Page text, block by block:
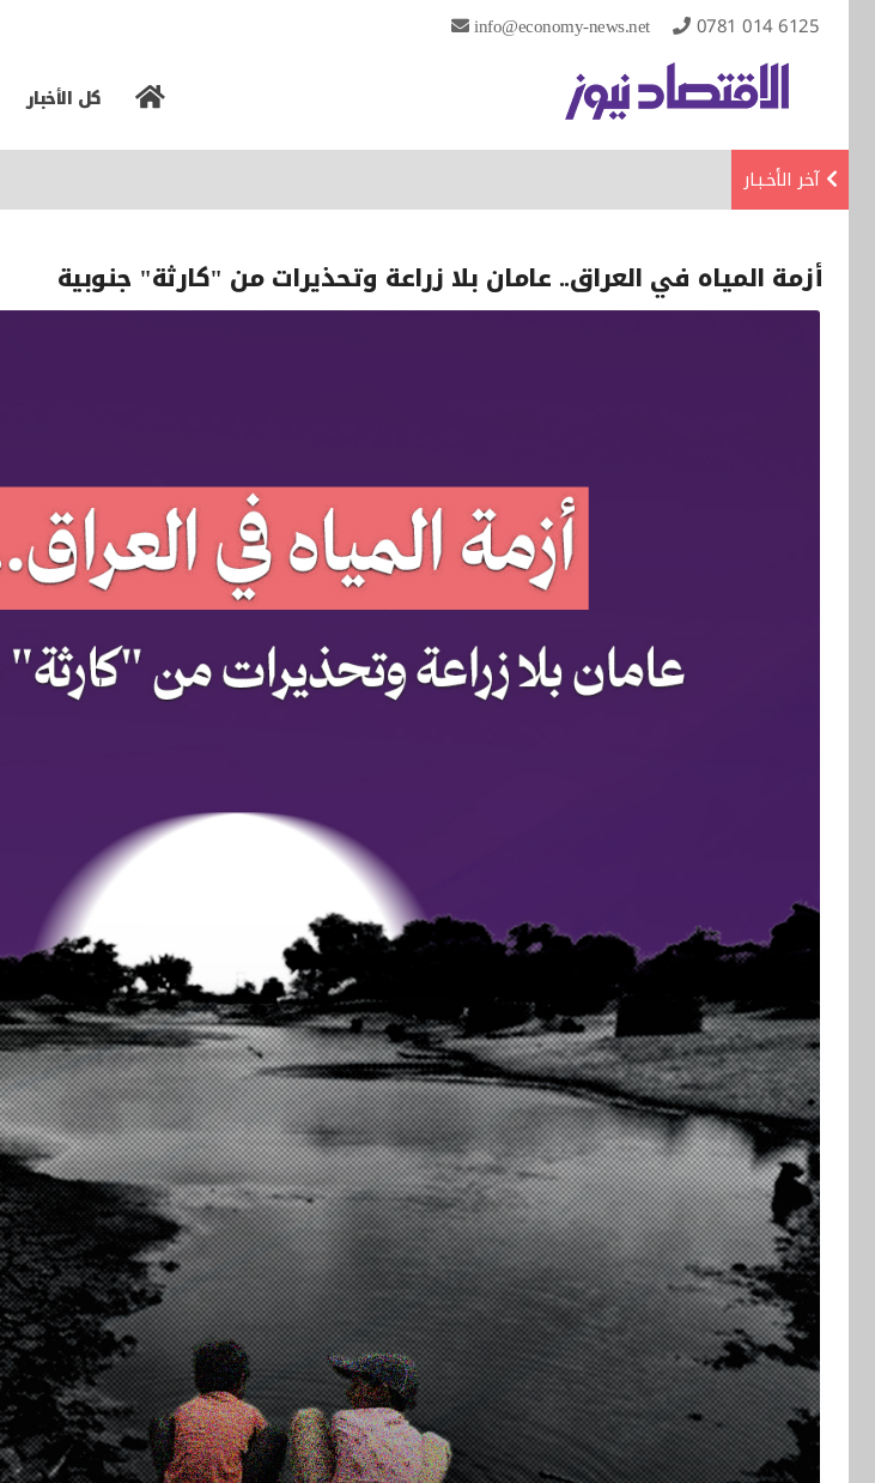
info@economy-news.net 0781 014 6125
كل الأخبار
آخر الأخـبـار
أزمة المياه في العراق.. عامان بلا زراعة وتحذيرات من "كارثة" جنوبية